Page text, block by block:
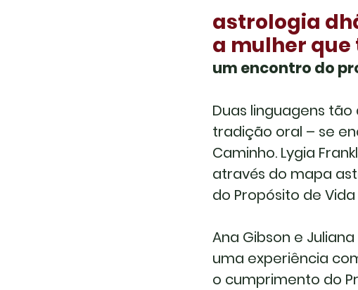
astrologia
a mulher
um encontro do
Duas linguagens
tradição oral – se
Caminho. Lygia
através do mapa
do Propósito de
Ana Gibson e
uma experiência
o cumprimento do